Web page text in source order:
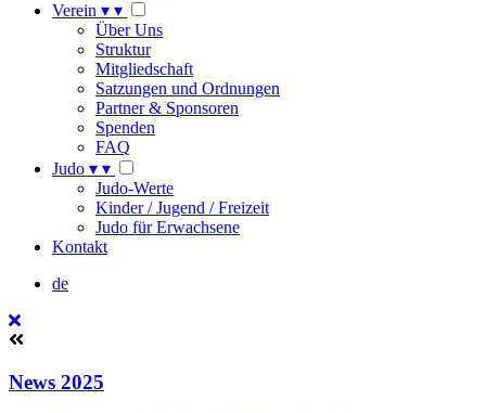
Verein ▾ ▾
Über Uns
Struktur
Mitgliedschaft
Satzungen und Ordnungen
Partner & Sponsoren
Spenden
FAQ
Judo ▾ ▾
Judo-Werte
Kinder / Jugend / Freizeit
Judo für Erwachsene
Kontakt
de
News 2025